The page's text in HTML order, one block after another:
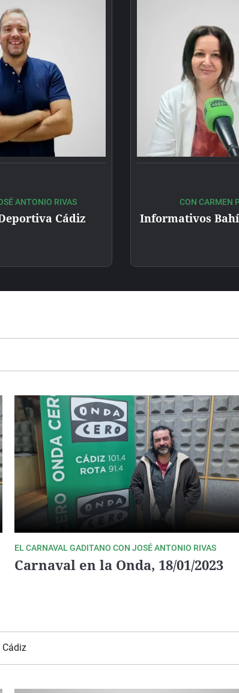
ANTONIO RIVAS
Cádiz
CON CARMEN
Informativos
EL CARNAVAL GADITANO CON JOSÉ ANTONIO RIVAS
Carnaval en la Onda, 18/01/2023
Cádiz